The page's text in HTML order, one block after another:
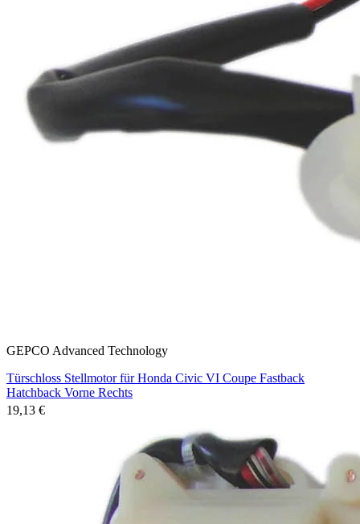
GEPCO Advanced Technology
Türschloss Stellmotor für Honda Civic VI Coupe Fastback
Hatchback Vorne Rechts
19,13 €